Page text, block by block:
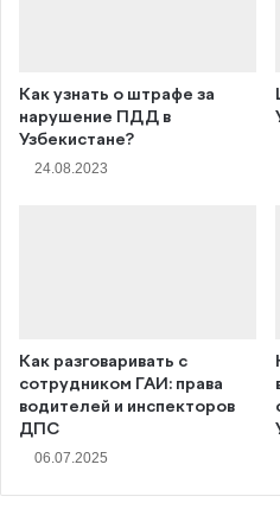
Как узнать о штрафе за
нарушение ПДД в
Узбекистане?
24.08.2023
Как разговаривать с
сотрудником ГАИ: права
водителей и инспекторов
ДПС
06.07.2025